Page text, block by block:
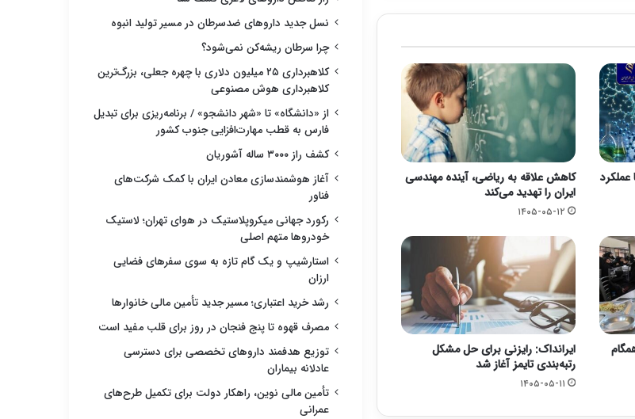
عملکرد
کاهش علاقه به ریاضی، آینده مهندسی
ایران را تهدید می‌کند
۱۴۰۵-۰۵-۱۲
ایرانداک: رایزنی برای حل مشکل
رتبه‌بندی تایمز آغاز شد
۱۴۰۵-۰۵-۱۱
نسل جدید داروهای ضدسرطان در مسیر تولید انبوه
چرا سرطان ریشه‌کن نمی‌شود؟
کلاهبرداری ۲۵ میلیون دلاری با چهره جعلی، بزرگ‌ترین
کلاهبرداری هوش مصنوعی
از «دانشگاه» تا «شهر دانشجو» / برنامه‌ریزی برای تبدیل
فارس به قطب مهارت‌افزایی جنوب کشور
کشف راز ۳۰۰۰ ساله آشوریان
آغاز هوشمندسازی معادن ایران با کمک شرکت‌های
فناور
رکورد جهانی میکروپلاستیک در هوای تهران؛ لاستیک
خودروها متهم اصلی
استارشیپ و یک گام تازه به سوی سفرهای فضایی
ارزان
رشد خرید اعتباری؛ مسیر جدید تأمین مالی خانوارها
مصرف قهوه تا پنج فنجان در روز برای قلب مفید است
توزیع هدفمند داروهای تخصصی برای دسترسی
عادلانه بیماران
تأمین مالی نوین، راهکار دولت برای تکمیل طرح‌های
عمرانی